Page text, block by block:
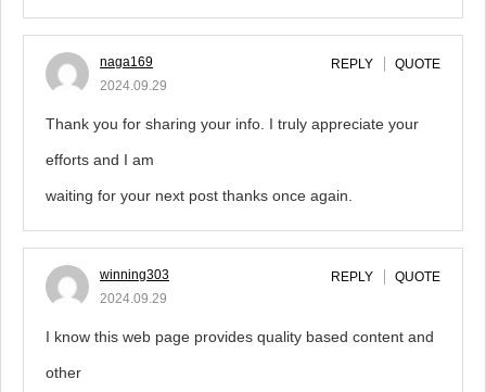
naga169
2024.09.29
REPLY QUOTE
Thank you for sharing your info. I truly appreciate your
efforts and I am
waiting for your next post thanks once again.
winning303
2024.09.29
REPLY QUOTE
I know this web page provides quality based content and
other